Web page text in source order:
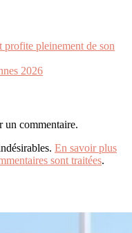
profite pleinement de son
2026
commentaire.
En savoir plus
sont traitées.